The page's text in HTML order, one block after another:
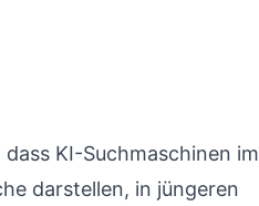
KI-Suchmaschinen im
darstellen, in jüngeren